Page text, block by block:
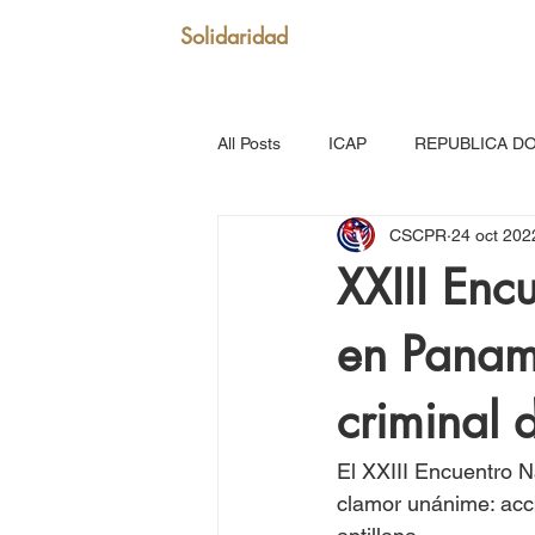
Solidaridad
All Posts ICAP REPUBLICA
SAN VICENTE Y GRANADINAS
VENEZUELA
Puerto Rico: Somos Caribe
MOVIMIENTO CONTINENTAL
XXIII
en
criminal
CSCPR 24 oct
El XXIII Encuentro
clamor unánime: